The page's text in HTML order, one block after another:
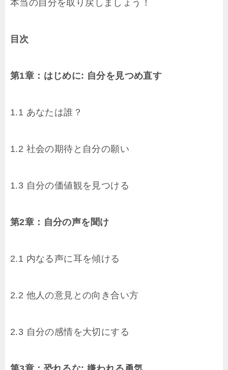
本当の自分を取り戻しましょう！
目次
第1章：はじめに: 自分を見つめ直す
1.1 あなたは誰？
1.2 社会の期待と自分の願い
1.3 自分の価値観を見つける
第2章：自分の声を聞け
2.1 内なる声に耳を傾ける
2.2 他人の意見との向き合い方
2.3 自分の感情を大切にする